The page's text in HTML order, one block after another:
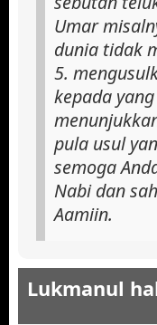
Umar
dunia tidak
5.
kepada
pula usul
semoga
Nabi dan
Aamiin.
Lukmanul